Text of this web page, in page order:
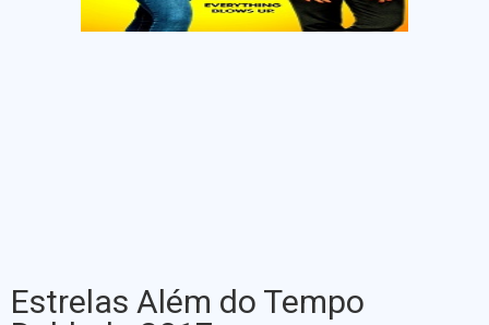
Estrelas Além do Tempo